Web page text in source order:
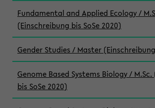
Fundamental and Applied Ecology /
(Einschreibung bis SoSe 2020)
Gender Studies / Master (Einschreibung
Genome Based Systems Biology /
bis SoSe 2020)